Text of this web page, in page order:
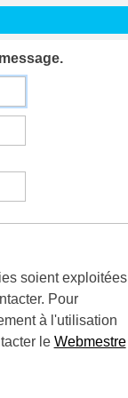
soient exploitées
Pour
à l'utilisation
le Webmestre